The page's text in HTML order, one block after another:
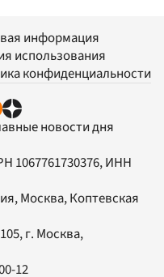
информация
использования
конфиденциальности
новости дня
1067761730376, ИНН
Москва, Коптевская
, г. Москва,
12